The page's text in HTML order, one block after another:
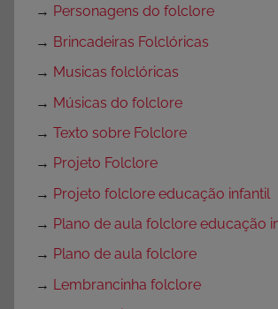
→ Personagens do folclore
→ Brincadeiras Folclóricas
→ Musicas folclóricas
→ Músicas do folclore
→ Texto sobre Folclore
→ Projeto Folclore
→ Projeto folclore educação infantil
→ Plano de aula folclore educação
→ Plano de aula folclore
→ Lembrancinha folclore